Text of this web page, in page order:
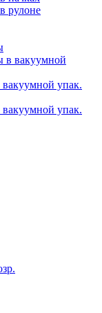
рулоне
в вакуумной
упак.
упак.